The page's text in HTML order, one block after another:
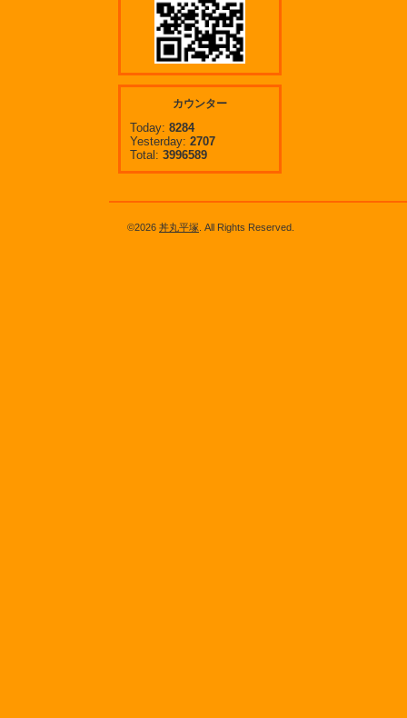
カウンター
Today: 8284
Yesterday: 2707
Total: 3996589
©2026 丼丸平塚 . All Rights Reserved.